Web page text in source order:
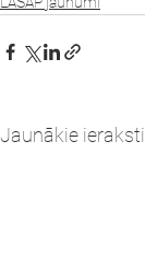
Jaunākie ieraksti